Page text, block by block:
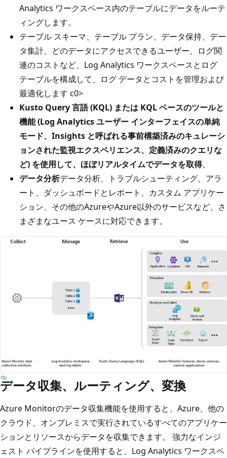
Analytics ワークスペース内のテーブルにデータをルーテ
ィングします。
テーブル スキーマ、テーブル プラン、データ保持、デー
タ集計、どのデータにアクセスできるユーザー、ログ関
連のコストなど、Log Analytics ワークスペースとログ
テーブルを構成して、ログ データとコストを管理および
最適化します c0>
Kusto Query 言語 (KQL) または KQL ベースのツールと
機能 (Log Analytics ユーザー インターフェイスの単純
モード、Insights と呼ばれる事前構築済みのキュレーシ
ョンされた監視エクスペリエンス、定義済みのクエリな
ど) を使用して、ほぼリアルタイムでデータを取得。
データ分析データ分析、トラブルシューティング、アラ
ート、ダッシュボードとレポート、カスタム アプリケー
ション、その他のAzureやAzure以外のサービスなど、さ
まざまなユース ケースに対応できます。
データ収集、ルーティング、変換
Azure Monitorのデータ収集機能を使用すると、Azure、他の
クラウド、オンプレミスで実行されているすべてのアプリケー
ションとリソースからデータを収集できます。 強力なインジ
ェスト パイプラインを使用すると、Log Analytics ワークスペ